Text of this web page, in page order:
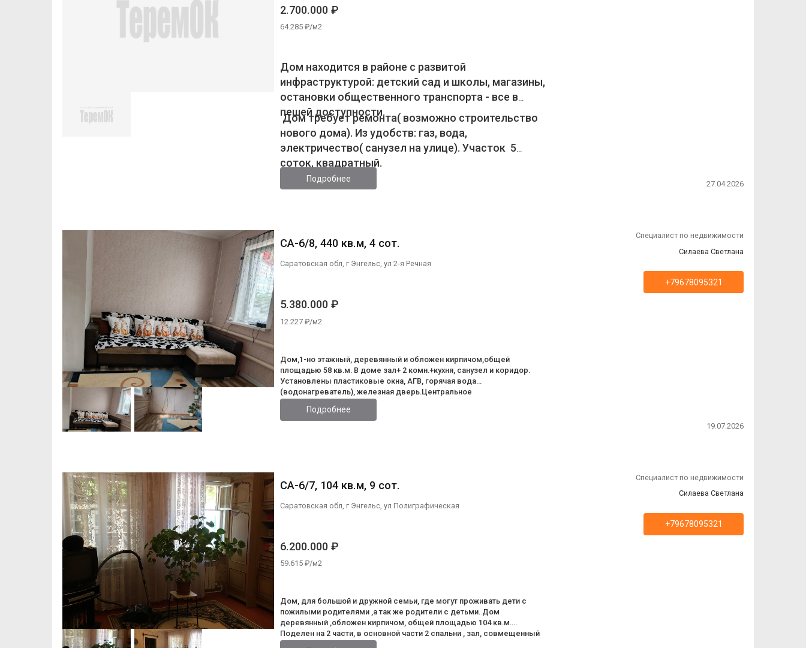
2.700.000 ₽
64.285 ₽/м2
Дом находится в районе с развитой
инфраструктурой: детский сад и школы, магазины,
остановки общественного транспорта - все в
пешей доступности.
Дом требует ремонта( возможно строительство
нового дома). Из удобств: газ, вода,
электричество( санузел на улице). Участок 5
соток, квадратный.
Подробнее
27.04.2026
СА-6/8, 440 кв.м, 4 сот.
Саратовская обл, г Энгельс, ул 2-я Речная
5.380.000 ₽
12.227 ₽/м2
Дом,1-но этажный, деревянный и обложен кирпичом,общей
площадью 58 кв.м. В доме зал+ 2 комн.+кухня, санузел и коридор.
Установлены пластиковые окна, АГВ, горячая вода
(водонагреватель), железная дверь.Центральное
водоснабжение,сливная яма.На территорий участка площадью 4
сотки земли имеется плодоносящий сад, летняя кухня с плитой, баня
Подробнее
Специалист по недвижимости
Силаева Светлана
+79678095321
19.07.2026
СА-6/7, 104 кв.м, 9 сот.
Саратовская обл, г Энгельс, ул Полиграфическая
6.200.000 ₽
59.615 ₽/м2
Дом, для большой и дружной семьи, где могут проживать дети с
пожилыми родителями ,а так же родители с детьми. Дом
деревянный ,обложен кирпичом, общей площадью 104 кв.м.
Поделен на 2 части, в основной части 2 спальни , зал, совмещенный
санузел, просторная кухня, подполом большой погреб. Во второй
Специалист по недвижимости
Силаева Светлана
+79678095321